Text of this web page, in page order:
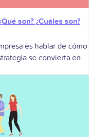
son? ¿Cuáles son?
es hablar de cómo
se convierta en
del día